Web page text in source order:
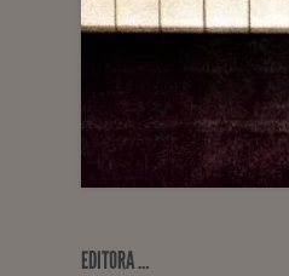
EDITORA …